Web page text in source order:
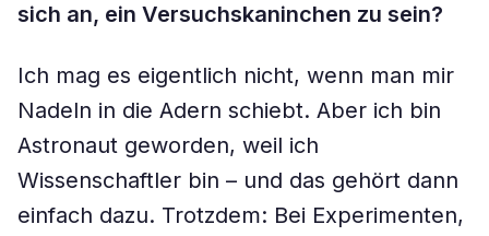
sich an, ein Versuchskaninchen zu sein?
Ich mag es eigentlich nicht, wenn man mir
Nadeln in die Adern schiebt. Aber ich bin
Astronaut geworden, weil ich
Wissenschaftler bin – und das gehört dann
einfach dazu. Trotzdem: Bei Experimenten,